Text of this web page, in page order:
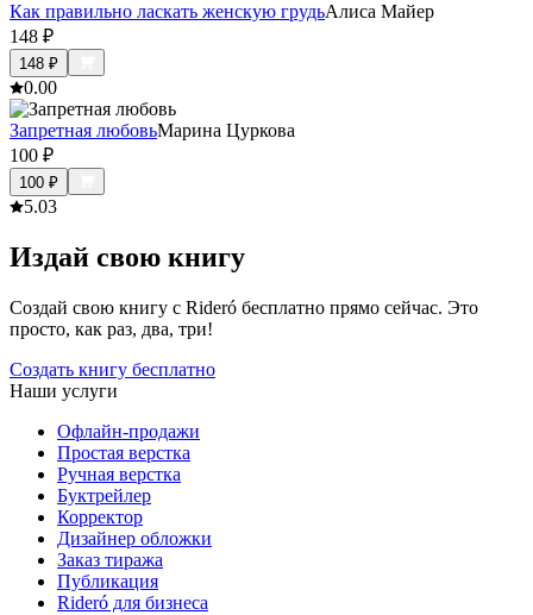
Как правильно ласкать женскую грудьАлиса Майер
148 ₽
148 ₽
0.00
Запретная любовьМарина Цуркова
100 ₽
100 ₽
5.03
Издай свою книгу
Создай свою книгу с Rideró бесплатно прямо сейчас. Это
просто, как раз, два, три!
Создать книгу бесплатно
Наши услуги
Офлайн-продажи
Простая верстка
Ручная верстка
Буктрейлер
Корректор
Дизайнер обложки
Заказ тиража
Публикация
Rideró для бизнеса